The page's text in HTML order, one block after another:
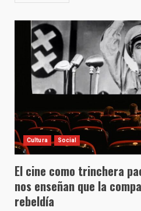
Cultura Social
El cine como trinchera
nos enseñan que la
rebeldía